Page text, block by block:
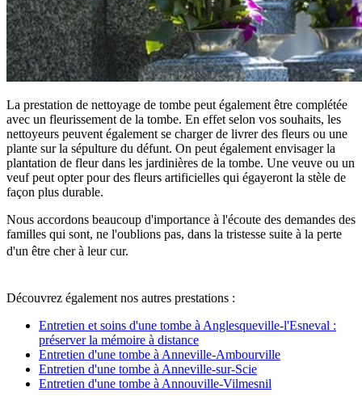
La prestation de nettoyage de tombe peut également être complétée
avec un fleurissement de la tombe. En effet selon vos souhaits, les
nettoyeurs peuvent également se charger de livrer des fleurs ou une
plante sur la sépulture du défunt. On peut également envisager la
plantation de fleur dans les jardinières de la tombe. Une veuve ou un
veuf peut opter pour des fleurs artificielles qui égayeront la stèle de
façon plus durable.
Nous accordons beaucoup d'importance à l'écoute des demandes des
familles qui sont, ne l'oublions pas, dans la tristesse suite à la perte
d'un être cher à leur cur.
Découvrez également nos autres prestations :
Entretien et soins d'une tombe à Anglesqueville-l'Esneval :
préserver la mémoire à distance
Entretien d'une tombe à Anneville-Ambourville
Entretien d'une tombe à Anneville-sur-Scie
Entretien d'une tombe à Annouville-Vilmesnil